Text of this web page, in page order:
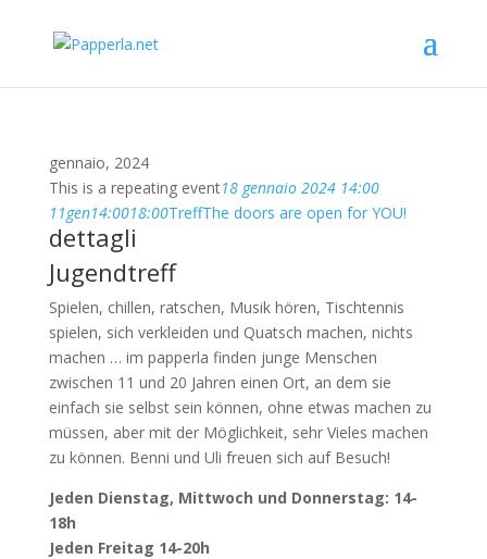
gennaio, 2024
This is a repeating event18 gennaio 2024 14:00
11gen14:0018:00TreffThe doors are open for YOU!
dettagli
Jugendtreff
Spielen, chillen, ratschen, Musik hören, Tischtennis
spielen, sich verkleiden und Quatsch machen, nichts
machen … im papperla finden junge Menschen
zwischen 11 und 20 Jahren einen Ort, an dem sie
einfach sie selbst sein können, ohne etwas machen zu
müssen, aber mit der Möglichkeit, sehr Vieles machen
zu können. Benni und Uli freuen sich auf Besuch!
Jeden Dienstag, Mittwoch und Donnerstag: 14-
18h
Jeden Freitag 14-20h